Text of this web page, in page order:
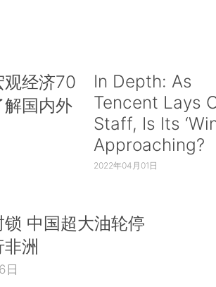
观经济70
国内外
In Depth: As
Tencent Lays
Staff, Is Its
Approaching?
2022年04月01日
中国超大油轮停
洲
日